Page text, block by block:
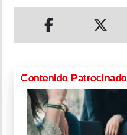
Contenido Patrocinado